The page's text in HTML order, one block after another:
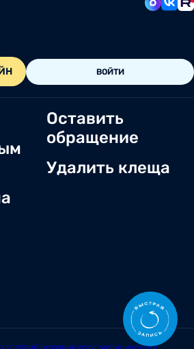
ВОЙТИ
Оставить
обращение
Удалить клеща